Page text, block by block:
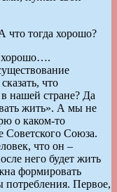
что тогда хорошо?
хорошо….
что
нашей стране? Да
жить». А мы не
о каком-то
Советского Союза.
что он –
него будет жить
формировать
потребления. Первое,